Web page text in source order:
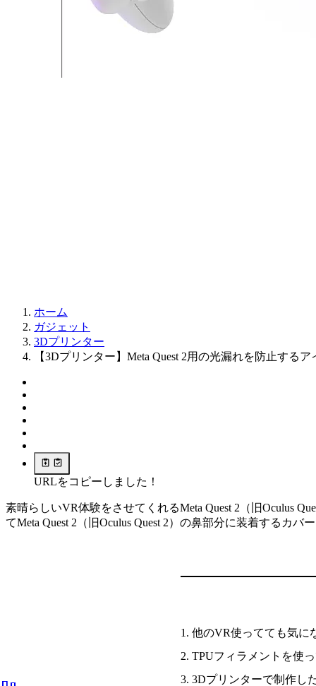
ホーム
ガジェット
3Dプリンター
【3Dプリンター】Meta Quest 2用の光漏れを防止する
URLをコピーしました！
素晴らしいVR体験をさせてくれるMeta Quest 2（旧Oculus
てMeta Quest 2（旧Oculus Quest 2）の鼻部分に装着するカバ
他のVR使ってても気に
TPUフィラメントを使
3Dプリンターで制作し